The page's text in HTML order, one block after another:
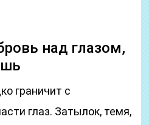
над глазом,
граничит с
глаз. Затылок, темя,